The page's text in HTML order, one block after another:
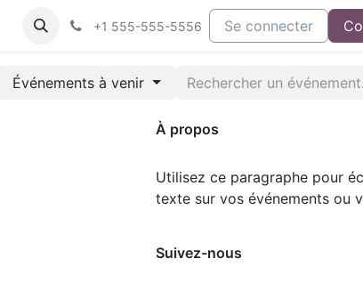
Support en ligne Contactez-nous
+1 555-555-5556 Se connecter
Événements à venir
À propos
Utilisez ce paragraphe pour
texte sur vos événements ou
Suivez-nous